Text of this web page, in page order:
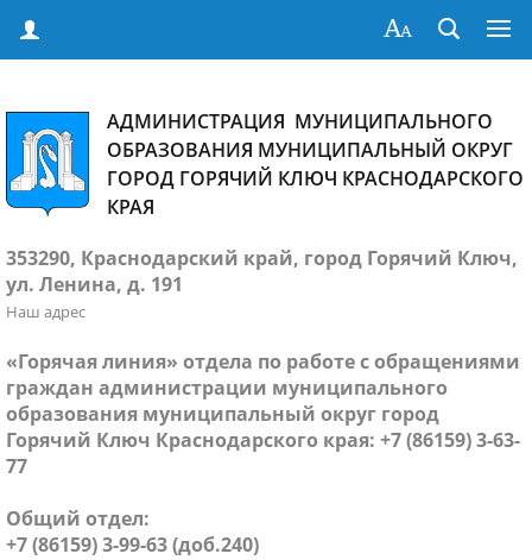
АДМИНИСТРАЦИЯ МУНИЦИПАЛЬНОГО
ОБРАЗОВАНИЯ МУНИЦИПАЛЬНЫЙ ОКРУГ
ГОРОД ГОРЯЧИЙ КЛЮЧ КРАСНОДАРСКОГО
КРАЯ
353290, Краснодарский край, город Горячий Ключ,
ул. Ленина, д. 191
Наш адрес
«Горячая линия» отдела по работе с обращениями
граждан администрации муниципального
образования муниципальный округ город
Горячий Ключ Краснодарского края: +7 (86159) 3-63-
77
Общий отдел:
+7 (86159) 3-99-63 (доб.240)